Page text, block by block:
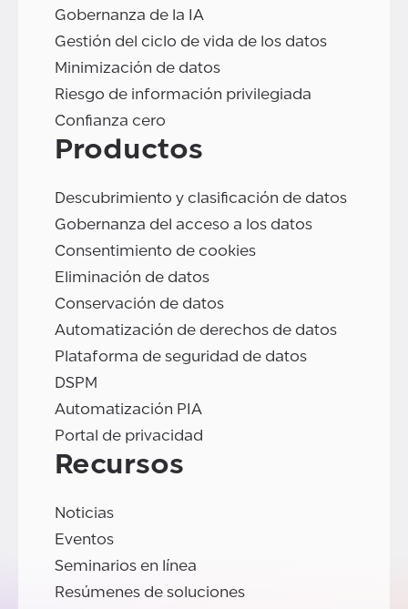
Gobernanza de la IA
Gestión del ciclo de vida de los datos
Minimización de datos
Riesgo de información privilegiada
Confianza cero
Productos
Descubrimiento y clasificación de datos
Gobernanza del acceso a los datos
Consentimiento de cookies
Eliminación de datos
Conservación de datos
Automatización de derechos de datos
Plataforma de seguridad de datos
DSPM
Automatización PIA
Portal de privacidad
Recursos
Noticias
Eventos
Seminarios en línea
Resúmenes de soluciones